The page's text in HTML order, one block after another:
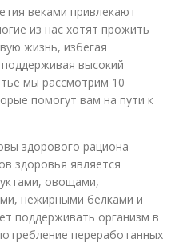
веками привлекают
из нас хотят прожить
жизнь, избегая
высокий
мы рассмотрим 10
помогут вам на пути к
здорового рациона
здоровья является
овощами,
нежирными белками и
поддерживать организм в
переработанных